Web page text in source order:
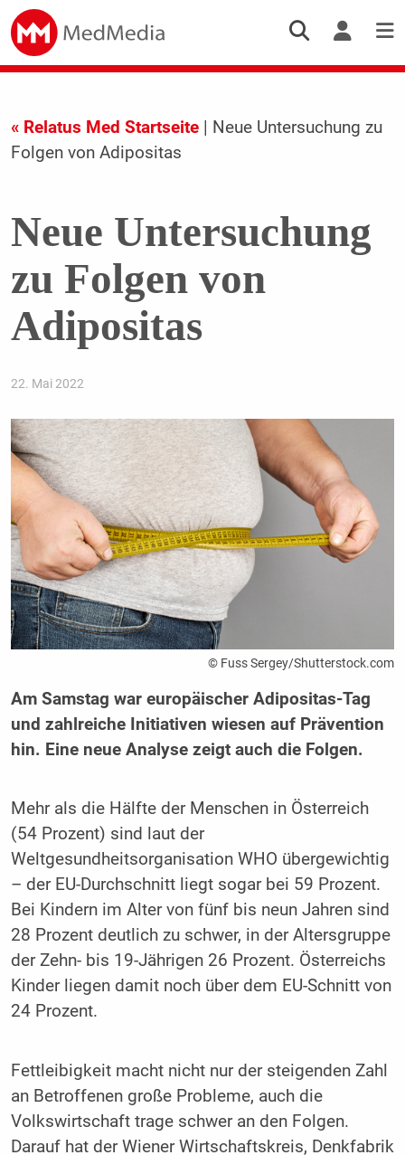
« Relatus Med Startseite| Neue Untersuchung zu
Folgen von Adipositas
Neue Untersuchung
zu Folgen von
Adipositas
22. Mai 2022
© Fuss Sergey/Shutterstock.com
Am Samstag war europäischer Adipositas-Tag
und zahlreiche Initiativen wiesen auf Prävention
hin. Eine neue Analyse zeigt auch die Folgen.
Mehr als die Hälfte der Menschen in Österreich
(54 Prozent) sind laut der
Weltgesundheitsorganisation WHO übergewichtig
– der EU-Durchschnitt liegt sogar bei 59 Prozent.
Bei Kindern im Alter von fünf bis neun Jahren sind
28 Prozent deutlich zu schwer, in der Altersgruppe
der Zehn- bis 19-Jährigen 26 Prozent. Österreichs
Kinder liegen damit noch über dem EU-Schnitt von
24 Prozent.
Fettleibigkeit macht nicht nur der steigenden Zahl
an Betroffenen große Probleme, auch die
Volkswirtschaft trage schwer an den Folgen.
Darauf hat der Wiener Wirtschaftskreis, Denkfabrik